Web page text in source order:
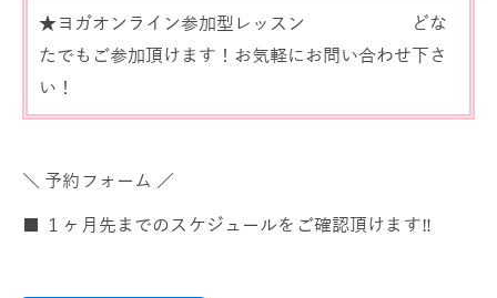
★ヨガオンライン参加型レッスン どな
たでもご参加頂けます！お気軽にお問い合わせ下さ
い！
＼ 予約フォーム ／
■ １ヶ月先までのスケジュールをご確認頂けます‼️